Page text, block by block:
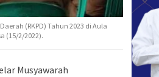
(RKPD) Tahun 2023 di Aula
(15/2/2022).
Musyawarah